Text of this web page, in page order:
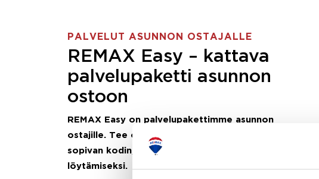
PALVELUT ASUNNON OSTAJALLE
REMAX Easy – kattava
palvelupaketti asunnon
ostoon
REMAX Easy on palvelupakettimme asunnon
ostajille. Tee ostotoimeksianto ja etsimme juuri sinulle
sopivan kodin, eikä sinun tarvitse nähdä vaivaa sen
löytämiseksi.